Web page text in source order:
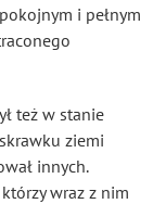
i pełnym
też w stanie
ziemi
innych.
wraz z nim